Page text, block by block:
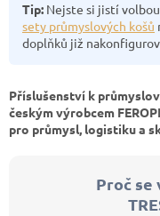
Tip: Nejste si jistí
sety průmyslových košů
doplňků již
Příslušenství k
českým výrobcem
pro průmysl, logistiku a
Proč se